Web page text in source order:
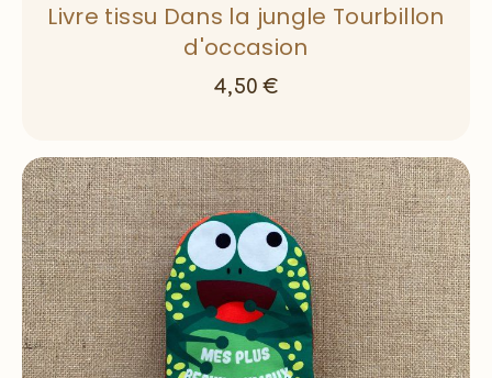
Livre tissu Dans la jungle Tourbillon
d'occasion
4,50 €